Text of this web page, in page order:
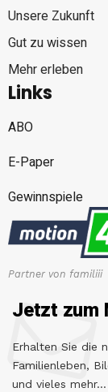
Unsere Zukunft
Gut zu wissen
Mehr erleben
Links
ABO
E-Paper
Gewinnspiele
Partner von familiii
Jetzt zum
Erhalten Sie die
Familienleben,
und vieles mehr...